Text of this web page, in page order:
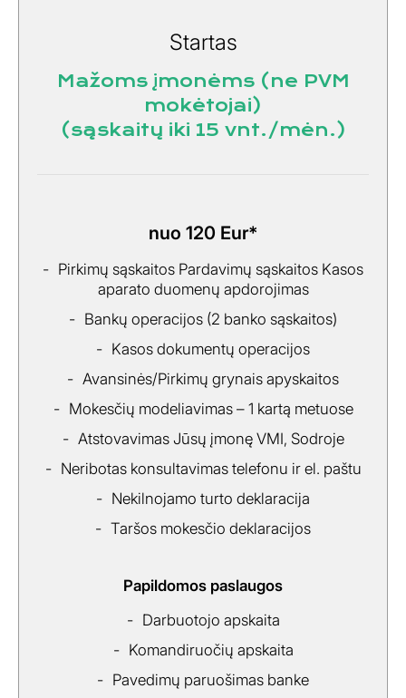
Startas
Mažoms įmonėms (ne PVM
mokėtojai)
(sąskaitų iki 15 vnt./mėn.)
nuo 120 Eur*
Pirkimų sąskaitos Pardavimų sąskaitos Kasos
aparato duomenų apdorojimas
Bankų operacijos (2 banko sąskaitos)
Kasos dokumentų operacijos
Avansinės/Pirkimų grynais apyskaitos
Mokesčių modeliavimas – 1 kartą metuose
Atstovavimas Jūsų įmonę VMI, Sodroje
Neribotas konsultavimas telefonu ir el. paštu
Nekilnojamo turto deklaracija
Taršos mokesčio deklaracijos
Papildomos paslaugos
Darbuotojo apskaita
Komandiruočių apskaita
Pavedimų paruošimas banke